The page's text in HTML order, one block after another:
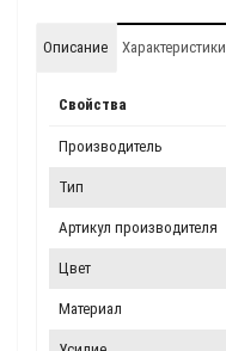
Описание Характеристики
Свойства
Производитель
Тип
Артикул производителя
Цвет
Материал